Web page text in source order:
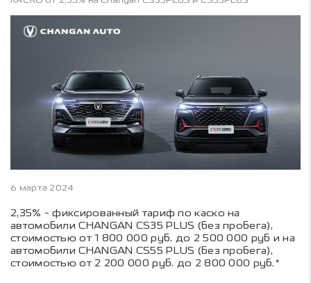
6 марта 2024
2,35% - фиксированный тариф по каско на
автомобили CHANGAN CS35 PLUS (без пробега),
стоимостью от 1 800 000 руб. до 2 500 000 руб и на
автомобили CHANGAN CS55 PLUS (без пробега),
стоимостью от 2 200 000 руб. до 2 800 000 руб.*